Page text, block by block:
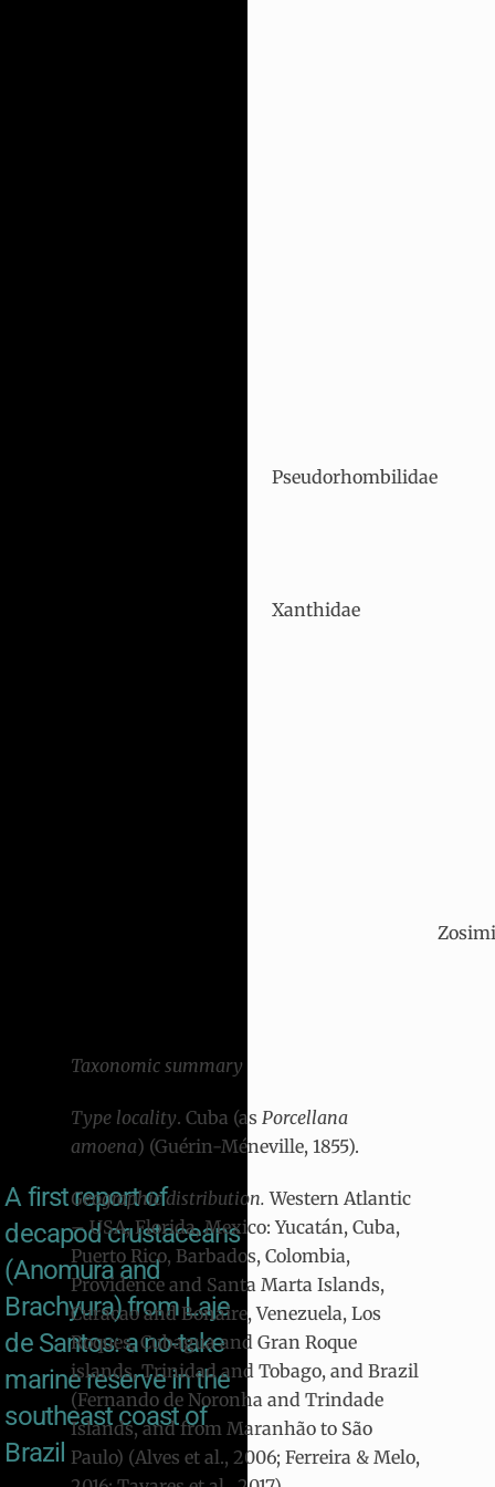
A first report of
decapod crustaceans
(Anomura and
Brachyura) from Laje
de Santos: a no-take
marine reserve in the
southeast coast of
Brazil
Pseudorhombilidae
Xanthidae
Taxonomic summary
Type locality. Cuba (as Porcellana
amoena) (Guérin-Méneville, 1855).
Geographic distribution. Western Atlantic
– USA, Florida, Mexico: Yucatán, Cuba,
Puerto Rico, Barbados, Colombia,
Providence and Santa Marta Islands,
Curacao and Bonaire, Venezuela, Los
Roques, Cubagua and Gran Roque
islands, Trinidad and Tobago, and Brazil
(Fernando de Noronha and Trindade
Islands, and from Maranhão to São
Paulo) (Alves et al., 2006; Ferreira & Melo,